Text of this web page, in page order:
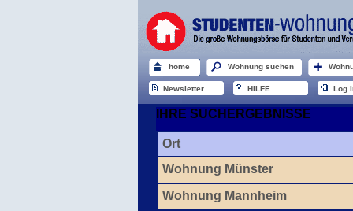
home Wohnung suchen
Newsletter HILFE Log
IHRE SUCHERGEBNISSE
Ort
Wohnung Münster
Wohnung Mannheim